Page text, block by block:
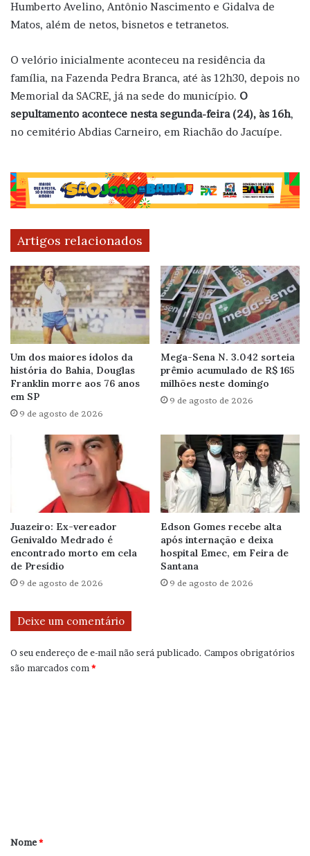
Humberto Avelino, Antônio Nascimento e Gidalva de
Matos, além de netos, bisnetos e tetranetos.
O velório inicialmente aconteceu na residência da
família, na Fazenda Pedra Branca, até às 12h30, depois no
Memorial da SACRE, já na sede do município. O
sepultamento acontece nesta segunda-feira (24), às 16h,
no cemitério Abdias Carneiro, em Riachão do Jacuípe.
Artigos relacionados
Um dos maiores ídolos da
história do Bahia, Douglas
Franklin morre aos 76 anos
em SP
9 de agosto de 2026
Mega-Sena N. 3.042 sorteia
prêmio acumulado de R$ 165
milhões neste domingo
9 de agosto de 2026
Juazeiro: Ex-vereador
Genivaldo Medrado é
encontrado morto em cela
de Presídio
9 de agosto de 2026
Edson Gomes recebe alta
após internação e deixa
hospital Emec, em Feira de
Santana
9 de agosto de 2026
Deixe um comentário
O seu endereço de e-mail não será publicado. Campos obrigatórios
são marcados com *
r
Nome*